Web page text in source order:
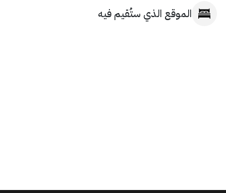
الموقع الذي ستُقيم فيه